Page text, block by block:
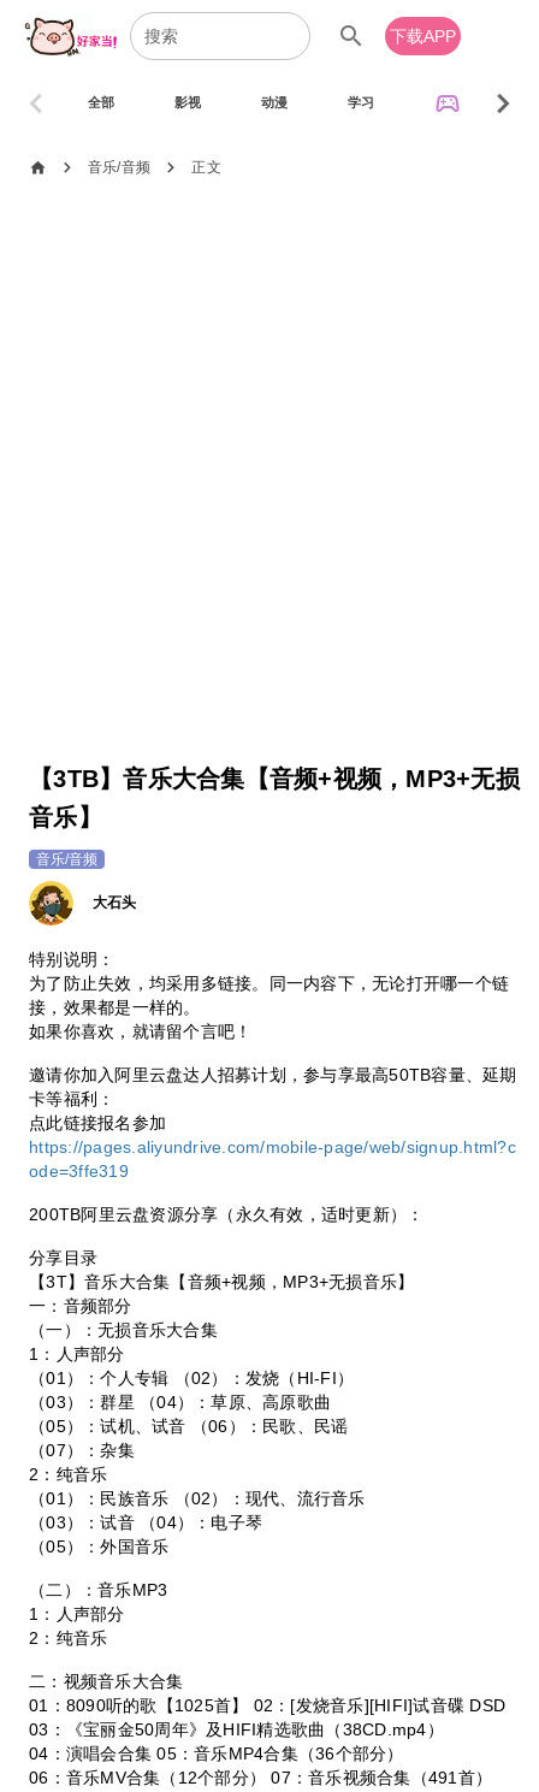
search 下载APP
全部 影视 动漫 学习 sports_esports
chevron_left chevron_right
home chevron_right 音乐/音频 chevron_right 正文
【3TB】音乐大合集【音频+视频，MP3+无损
音乐】
音乐/音频
大石头
特别说明：
为了防止失效，均采用多链接。同一内容下，无论打开哪一个链
接，效果都是一样的。
如果你喜欢，就请留个言吧！
邀请你加入阿里云盘达人招募计划，参与享最高50TB容量、延期
卡等福利：
点此链接报名参加
https://pages.aliyundrive.com/mobile-page/web/signup.html?c
ode=3ffe319
200TB阿里云盘资源分享（永久有效，适时更新）：
分享目录
【3T】音乐大合集【音频+视频，MP3+无损音乐】
一：音频部分
（一）：无损音乐大合集
1：人声部分
（01）：个人专辑 （02）：发烧（HI-FI）
（03）：群星 （04）：草原、高原歌曲
（05）：试机、试音 （06）：民歌、民谣
（07）：杂集
2：纯音乐
（01）：民族音乐 （02）：现代、流行音乐
（03）：试音 （04）：电子琴
（05）：外国音乐
（二）：音乐MP3
1：人声部分
2：纯音乐
二：视频音乐大合集
01：8090听的歌【1025首】 02：[发烧音乐][HIFI]试音碟 DSD
03：《宝丽金50周年》及HIFI精选歌曲（38CD.mp4）
04：演唱会合集 05：音乐MP4合集（36个部分）
06：音乐MV合集（12个部分） 07：音乐视频合集（491首）